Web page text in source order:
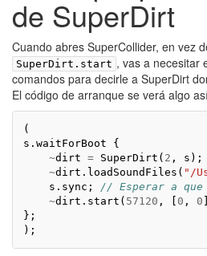
de SuperDirt
Cuando abres SuperCollider, en vez
SuperDirt.start , vas a necesitar
comandos para decirle a SuperDirt
El código de arranque se verá algo
(
s . waitForBoot
{
~dirt = SuperDirt ( 2 , s );
~dirt . loadSoundFiles ( "/
s . sync ;
// Esperar a
~dirt . start ( 57120 , 0 , 0
};
);